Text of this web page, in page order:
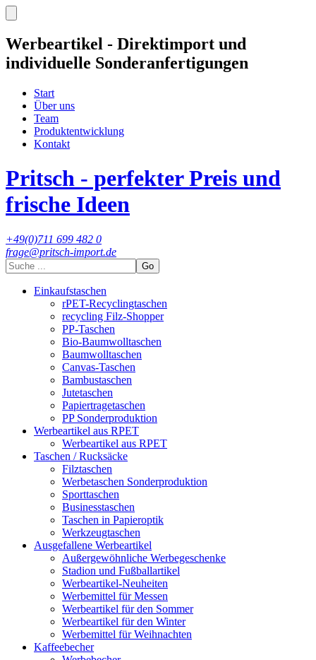
Werbeartikel - Direktimport und
individuelle Sonderanfertigungen
Start
Über uns
Team
Produktentwicklung
Kontakt
Pritsch - perfekter Preis und
frische Ideen
+49(0)711 699 482 0
frage@pritsch-import.de
Go
Einkaufstaschen
rPET-Recyclingtaschen
recycling Filz-Shopper
PP-Taschen
Bio-Baumwolltaschen
Baumwolltaschen
Canvas-Taschen
Bambustaschen
Jutetaschen
Papiertragetaschen
PP Sonderproduktion
Werbeartikel aus RPET
Werbeartikel aus RPET
Taschen / Rucksäcke
Filztaschen
Werbetaschen Sonderproduktion
Sporttaschen
Businesstaschen
Taschen in Papieroptik
Werkzeugtaschen
Ausgefallene Werbeartikel
Außergewöhnliche Werbegeschenke
Stadion und Fußballartikel
Werbeartikel-Neuheiten
Werbemittel für Messen
Werbeartikel für den Sommer
Werbeartikel für den Winter
Werbemittel für Weihnachten
Kaffeebecher